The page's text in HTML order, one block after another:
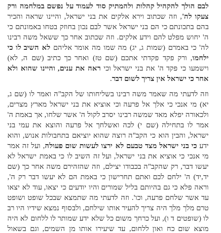
לבם הולך להקהיל קהלות ולהמתיק סוד לעמוד על נפשם במלחמה ורק
צעקו לה', וזה שכתוב וירא אלקים את בני ישראל, והיינו שראה והכיר
בהם בתכונתם כי הם בני ישראל אשר לבם נכון בחוזק בטחו באמונתם כי
ה' יחוש מפלט להם וידע אלקים. וזה שכתוב אחר כך ששאל משה רבינו
לה' כי באמרם (שמות ג, יג) מה שמו מה אומר אליהםלא השיב לו כי
ילחמו, ורק פקד פקדתי אתכם (שם טז) ואחר כך כתיב (שם ה, לא)
וישמעו כי פקד ה' את בני ישראל וכיראה את ענים, והיינו שהוא ולא
אחר כי ישראל אין צריך לשום דבר.
וזה לדעתי מה שאמר משה רבינו בשליחותו של הקב"ה ואמר לו (שם ג,
יא) מי אנכי כי אלך אל פרעה וכי אוציא את בני ישראל מארץ מצרים,
ולכאורה יפלא מאד שמשה רבינו יסרב לקול ה' אשר שלחו, אך באמת ה'
אמר לו בתחילה (שם י) לכה ואשלחך אל פרעה והוצא את עמי בני
ישראל, והבין הוא כי הקב"ה רוצה שהוא יוציאם בתחבולות אנוש, והוא
ידעכי בני ישראל מצד טבעם לא ירצו לעשות שום פעולה, ועל זה אמר
מי אנכי כי אוציא את בני ישראל, ועל זה השיב לו כי באמת ישראל לא
יעשו דבר, רק שהקב"ה בכבודו יצילם, וזה שהזהירם משה אחר כך (שם
יד,יד) ה' ילחם לכם ואתם תחרישון כי באמת הם לא יעשו דבר רק ה',
וראה פלא כי גם בהיותם בליל שמורים והיו יודעים כי יצאו, עוד לא יצאו
עד אשר שלחם פרעה, וכו'. וזה לדעתי מה שתמצא שבכל שופט ושופט
טרם מלך מלך היה צריך להעיר אותו שילחם, ולבסוף נמצא שידיו היו רב
לו (שופטים ד ו), ועל כרחך משום כל שלא ידע שמותר לו ללחום לא היה
מוצא שום כח ואון ללחום, עד שיעירו אותו מן השמים, וגם בשאול